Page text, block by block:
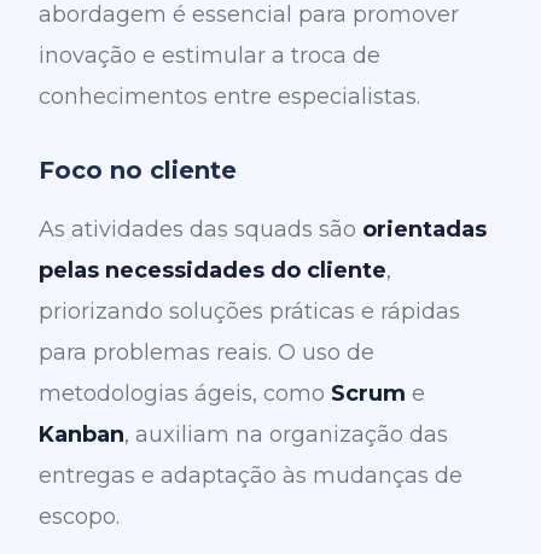
abordagem é essencial para promover
inovação e estimular a troca de
conhecimentos entre especialistas.
Foco no cliente
As atividades das squads são orientadas
pelas necessidades do cliente,
priorizando soluções práticas e rápidas
para problemas reais. O uso de
metodologias ágeis, como Scrum e
Kanban, auxiliam na organização das
entregas e adaptação às mudanças de
escopo.